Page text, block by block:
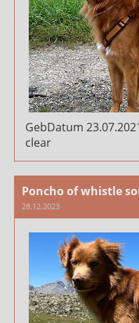
GebDatum
clear
Poncho of whistle
28.12.2023